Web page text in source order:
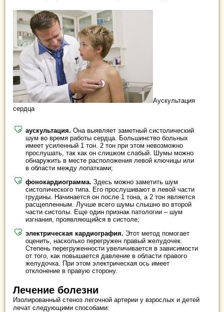
Аускультация
сердца
аускультация. Она выявляет заметный систолический
шум во время работы сердца. Большинство больных
имеет усиленный 1 тон. 2 тон при этом невозможно
прослушать, так как он слишком слабый. Шумы можно
обнаружить в месте расположения левой ключицы или
в области между лопатками;
фонокардиограмма. Здесь можно заметить шум
систолического типа. Его прослушивают в левой части
грудины. Начинается он после 1 тона, а 2 тон является
расщепленным. Лучше всего шумы слышно во второй
части систолы. Еще один признак патологии – шум
изгнания, проявляющийся в систоле;
электрическая кардиография. Этот метод помогает
оценить, насколько перегружен правый желудочек.
Степень перегруженности увеличивается в зависимости
от того, как повышается давление в области правого
желудочка. При этом электрическая ось имеет
отклонение в правую сторону.
Лечение болезни
Изолированный стеноз легочной артерии у взрослых и детей
лечат следующими способами: